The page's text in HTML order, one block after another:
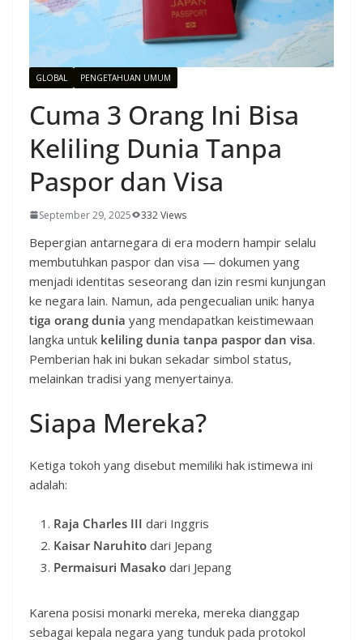
GLOBAL PENGETAHUAN UMUM
Cuma 3 Orang Ini Bisa
Keliling Dunia Tanpa
Paspor dan Visa
September 29, 2025 332 Views
Bepergian antarnegara di era modern hampir selalu
membutuhkan paspor dan visa — dokumen yang
menjadi identitas seseorang dan izin resmi kunjungan
ke negara lain. Namun, ada pengecualian unik: hanya
tiga orang dunia yang mendapatkan keistimewaan
langka untuk keliling dunia tanpa paspor dan visa.
Pemberian hak ini bukan sekadar simbol status,
melainkan tradisi yang menyertainya.
Siapa Mereka?
Ketiga tokoh yang disebut memiliki hak istimewa ini
adalah:
Raja Charles III dari Inggris
Kaisar Naruhito dari Jepang
Permaisuri Masako dari Jepang
Karena posisi monarki mereka, mereka dianggap
sebagai kepala negara yang tunduk pada protokol